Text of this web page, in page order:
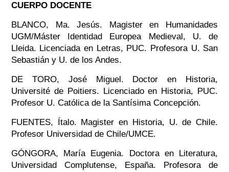
CUERPO DOCENTE
BLANCO, Ma. Jesús. Magister en Humanidades
UGM/Máster Identidad Europea Medieval, U. de
Lleida. Licenciada en Letras, PUC. Profesora U. San
Sebastián y U. de los Andes.
DE TORO, José Miguel. Doctor en Historia,
Université de Poitiers. Licenciado en Historia, PUC.
Profesor U. Católica de la Santísima Concepción.
FUENTES, Ítalo. Magister en Historia, U. de Chile.
Profesor Universidad de Chile/UMCE.
GÓNGORA, María Eugenia. Doctora en Literatura,
Universidad Complutense, España. Profesora de